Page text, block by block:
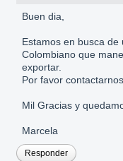
Buen dia,
Estamos en busca
Colombiano que
exportar.
Por favor
Mil Gracias y
Marcela
Responder